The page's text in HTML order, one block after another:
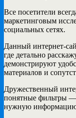
Все посетители
маркетинговым
социальных сетях.
Данный интернет-
где детально
демонстрируют
материалов и
Дружественный
понятные фильтры —
нужную